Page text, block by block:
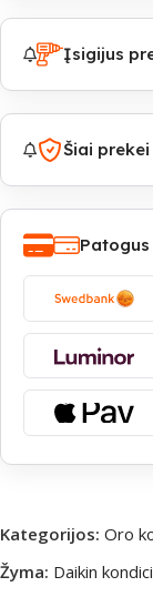
Įsigijus
Šiai
Kategorijos: Oro
Žyma: Daikin